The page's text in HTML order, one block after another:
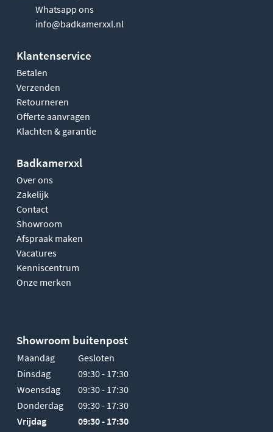
Whatsapp ons
info@badkamerxxl.nl
Klantenservice
Betalen
Verzenden
Retourneren
Offerte aanvragen
Klachten & garantie
Badkamerxxl
Over ons
Zakelijk
Contact
Showroom
Afspraak maken
Vacatures
Kenniscentrum
Onze merken
Showroom buitenpost
Maandag
Gesloten
Dinsdag
09:30 - 17:30
Woensdag
09:30 - 17:30
Donderdag
09:30 - 17:30
Vrijdag
09:30 - 17:30